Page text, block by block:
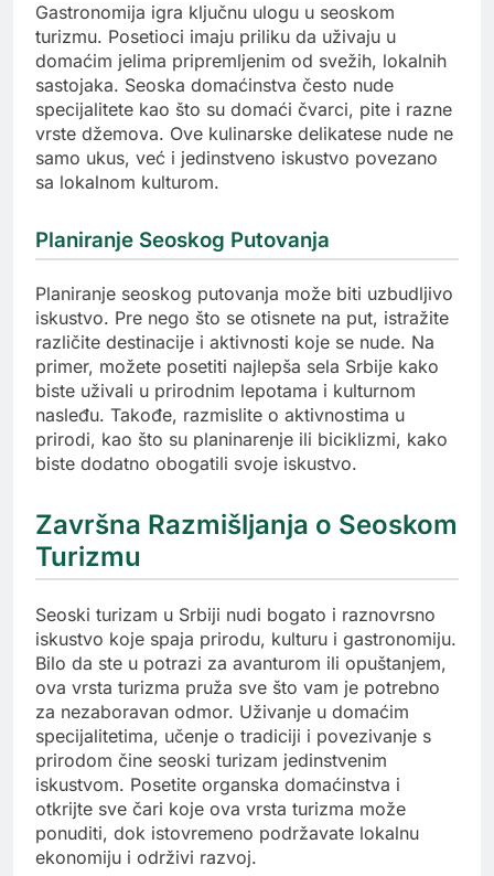
Gastronomija igra ključnu ulogu u seoskom
turizmu. Posetioci imaju priliku da uživaju u
domaćim jelima pripremljenim od svežih, lokalnih
sastojaka. Seoska domaćinstva često nude
specijalitete kao što su domaći čvarci, pite i razne
vrste džemova. Ove kulinarske delikatese nude ne
samo ukus, već i jedinstveno iskustvo povezano
sa lokalnom kulturom.
Planiranje Seoskog Putovanja
Planiranje seoskog putovanja može biti uzbudljivo
iskustvo. Pre nego što se otisnete na put, istražite
različite destinacije i aktivnosti koje se nude. Na
primer, možete posetiti najlepša sela Srbije kako
biste uživali u prirodnim lepotama i kulturnom
nasleđu. Takođe, razmislite o aktivnostima u
prirodi, kao što su planinarenje ili biciklizmi, kako
biste dodatno obogatili svoje iskustvo.
Završna Razmišljanja o Seoskom
Turizmu
Seoski turizam u Srbiji nudi bogato i raznovrsno
iskustvo koje spaja prirodu, kulturu i gastronomiju.
Bilo da ste u potrazi za avanturom ili opuštanjem,
ova vrsta turizma pruža sve što vam je potrebno
za nezaboravan odmor. Uživanje u domaćim
specijalitetima, učenje o tradiciji i povezivanje s
prirodom čine seoski turizam jedinstvenim
iskustvom. Posetite organska domaćinstva i
otkrijte sve čari koje ova vrsta turizma može
ponuditi, dok istovremeno podržavate lokalnu
ekonomiju i održivi razvoj.